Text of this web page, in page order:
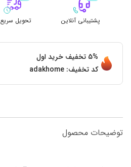
پشتیبانی آنلاین تحویل سریع
5% تخفیف خرید اول
کد تخفیف: adakhome
توضیحات محصول